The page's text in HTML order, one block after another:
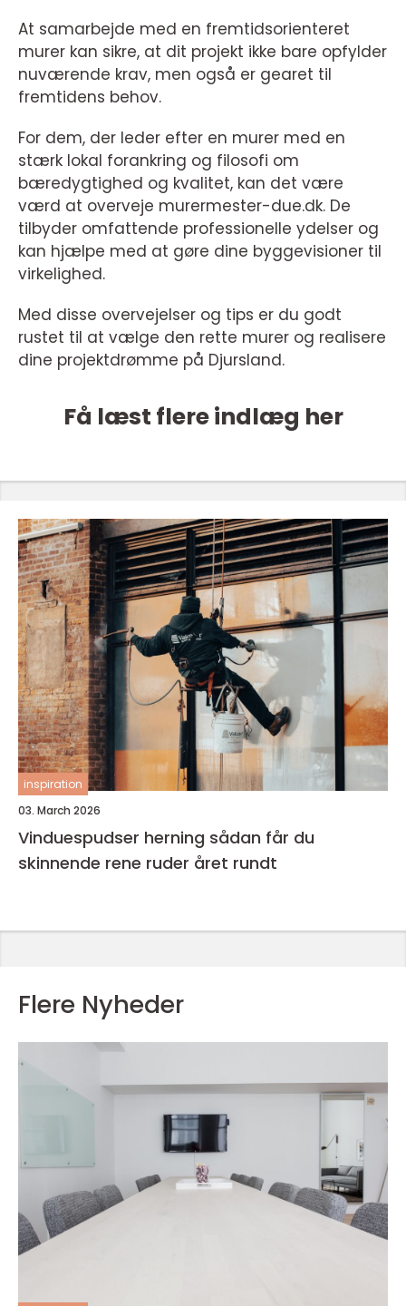
At samarbejde med en fremtidsorienteret
murer kan sikre, at dit projekt ikke bare opfylder
nuværende krav, men også er gearet til
fremtidens behov.
For dem, der leder efter en murer med en
stærk lokal forankring og filosofi om
bæredygtighed og kvalitet, kan det være
værd at overveje murermester-due.dk. De
tilbyder omfattende professionelle ydelser og
kan hjælpe med at gøre dine byggevisioner til
virkelighed.
Med disse overvejelser og tips er du godt
rustet til at vælge den rette murer og realisere
dine projektdrømme på Djursland.
Få læst flere indlæg her
inspiration
03. March 2026
Vinduespudser herning sådan får du
skinnende rene ruder året rundt
Flere Nyheder